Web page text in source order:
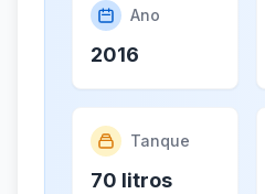
Ano
2016
Tanque
70 litros